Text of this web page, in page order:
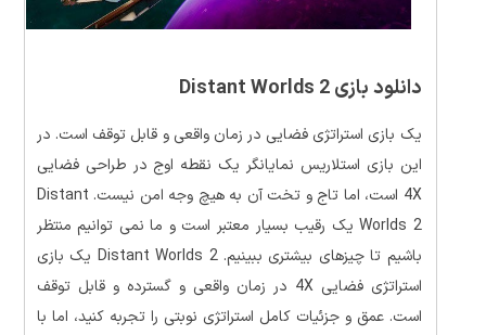
دانلود بازی Distant Worlds 2
یک بازی استراتژی فضایی در زمان واقعی و قابل توقف است. در
این بازی استلاریس نمایانگر یک نقطه اوج در طراحی فضایی
4X است، اما تاج و تخت آن به هیچ وجه امن نیست. Distant
Worlds 2 یک رقیب بسیار معتبر است و ما نمی توانیم منتظر
باشیم تا چیزهای بیشتری ببینیم. Distant Worlds 2 یک بازی
استراتژی فضایی 4X در زمان واقعی و گسترده و قابل توقف
است. عمق و جزئیات کامل استراتژی نوبتی را تجربه کنید، اما با